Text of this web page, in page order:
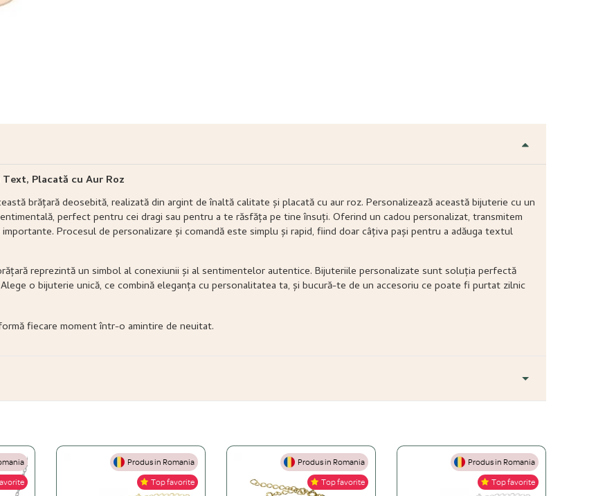
Placată cu Aur Roz
brățară deosebită, realizată din argint de înaltă calitate și placată cu aur roz. Personalizează această bijuterie cu un
perfect pentru cei dragi sau pentru a te răsfăța pe tine însuți. Oferind un cadou personalizat, transmitem
Procesul de personalizare și comandă este simplu și rapid, fiind doar câțiva pași pentru a adăuga textul
reprezintă un simbol al conexiunii și al sentimentelor autentice. Bijuteriile personalizate sunt soluția perfectă
o bijuterie unică, ce combină eleganța cu personalitatea ta, și bucură-te de un accesoriu ce poate fi purtat zilnic
fiecare moment într-o amintire de neuitat.
+
Produs in Romania
Top favorite
Produs in Romania
Top favorite
Produs in Romania
Top favorite